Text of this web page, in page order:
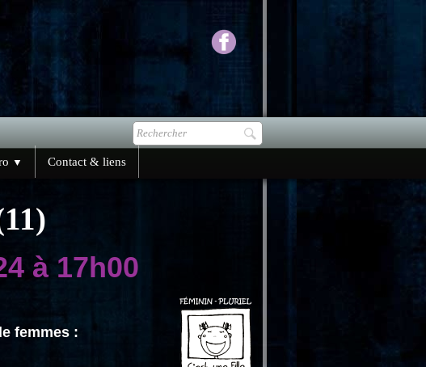
▼ Contact & liens
à 17h00
femmes :